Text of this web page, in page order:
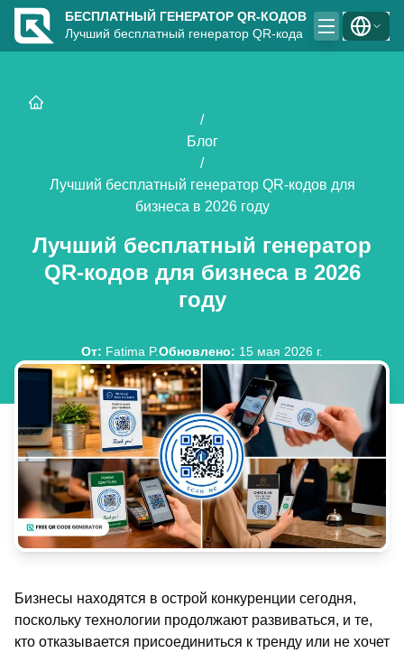
БЕСПЛАТНЫЙ ГЕНЕРАТОР QR-КОДОВ
Лучший бесплатный генератор QR-кода
/
Блог
/
Лучший бесплатный генератор QR-кодов для
бизнеса в 2026 году
Лучший бесплатный генератор
QR-кодов для бизнеса в 2026
году
От: Fatima P.Обновлено: 15 мая 2026 г.
Бизнесы находятся в острой конкуренции сегодня,
поскольку технологии продолжают развиваться, и те,
кто отказывается присоединиться к тренду или не хочет